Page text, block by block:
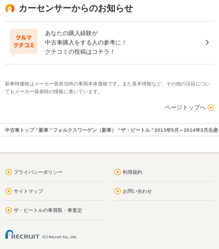
カーセンサーからのお知らせ
あなたの購入経験が
中古車購入をする人の参考に！
クチコミの投稿はコチラ！
新車時価格はメーカー発表当時の車両本体価格です。また基本情報など、その他の項目につい
てもメーカー発表時の情報に基いています。
ページトップへ
中古車トップ 新車 フォルクスワーゲン（新車） ザ・ビートル 2013年5月～2014年3月生産
プライバシーポリシー 利用規約
サイトマップ お問い合わせ
ザ・ビートルの車買取・車査定